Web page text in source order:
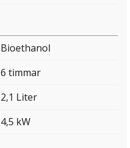
Bioethanol
6 timmar
2,1 Liter
4,5 kW